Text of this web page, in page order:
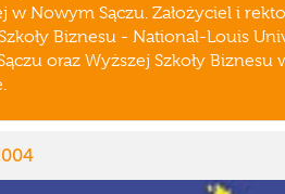
w Nowym Sączu. Założyciel i
Biznesu - National-Louis
oraz Wyższej Szkoły Biznesu